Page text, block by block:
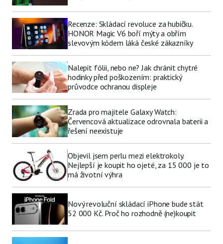
Recenze: Skládací revoluce za hubičku.
HONOR Magic V6 boří mýty a obřím
slevovým kódem láká české zákazníky
Nalepit fólii, nebo ne? Jak chránit chytré
hodinky před poškozením: praktický
průvodce ochranou displeje
Zrada pro majitele Galaxy Watch:
Červencová aktualizace odrovnala baterii a
řešení neexistuje
Objevil jsem perlu mezi elektrokoly.
Nejlepší je koupit ho ojeté, za 15 000 je to
má životní výhra
Nový revoluční skládací iPhone bude stát
52 000 Kč. Proč ho rozhodně (ne)koupit